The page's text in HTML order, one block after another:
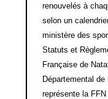
renouvelés à
selon un
ministère des
Statuts et
Française de
Départemental
représente la